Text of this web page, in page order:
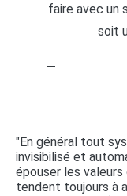
faire avec un
soit
"En général tout
invisibilisé et
épouser les
tendent toujours à